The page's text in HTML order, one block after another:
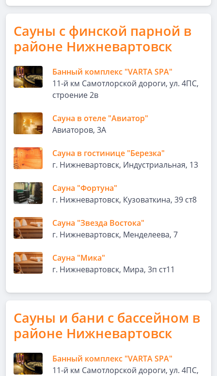
Сауны с финской парной в
районе Нижневартовск
Банный комплекс "VARTA SPA"
11-й км Самотлорской дороги, ул. 4ПС,
строение 2в
Сауна в отеле "Авиатор"
Авиаторов, 3А
Сауна в гостинице "Березка"
г. Нижневартовск, Индустриальная, 13
Сауна "Фортуна"
г. Нижневартовск, Кузоваткина, 39 ст8
Сауна "Звезда Востока"
г. Нижневартовск, Менделеева, 7
Сауна "Мика"
г. Нижневартовск, Мира, 3п ст11
Сауны и бани с бассейном в
районе Нижневартовск
Банный комплекс "VARTA SPA"
11-й км Самотлорской дороги, ул. 4ПС,